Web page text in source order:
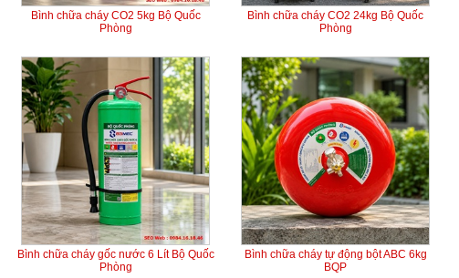
Bình chữa cháy CO2 5kg Bộ Quốc
Phòng
Bình chữa cháy CO2 24kg Bộ Quốc
Phòng
Bình chữa cháy gốc nước 6 Lít Bộ Quốc
Phòng
Bình chữa cháy tự động bột ABC 6kg
BQP